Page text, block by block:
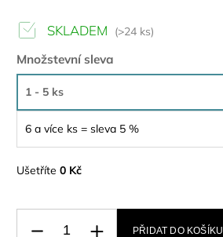
SKLADEM (>24 ks)
Množstevní sleva
1 - 5 ks
6 a více ks = sleva 5 %
Ušetříte 0 Kč
PŘIDAT DO KOŠÍKU